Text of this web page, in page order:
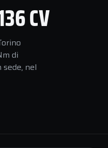
CV
di
nel